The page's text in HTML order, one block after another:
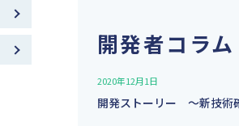
開発者コラム
2020年12月1日
開発ストーリー 〜新技術